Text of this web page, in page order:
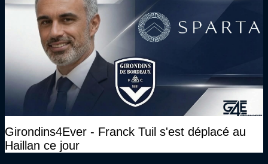
Girondins4Ever - Franck Tuil s'est déplacé au
Haillan ce jour